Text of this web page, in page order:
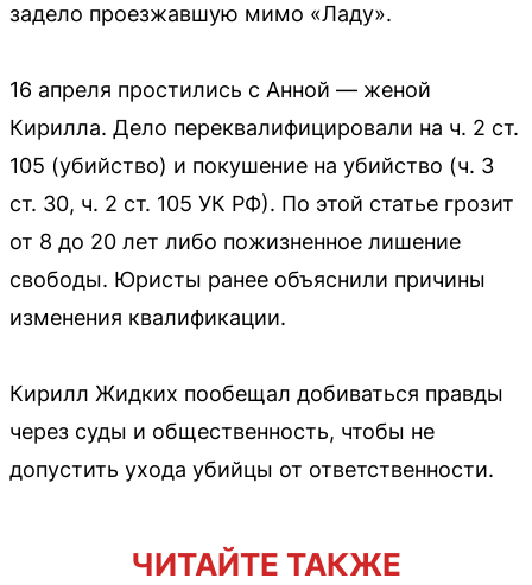
задело проезжавшую мимо «Ладу».
16 апреля простились с Анной — женой
Кирилла. Дело переквалифицировали на ч. 2 ст.
105 (убийство) и покушение на убийство (ч. 3
ст. 30, ч. 2 ст. 105 УК РФ). По этой статье грозит
от 8 до 20 лет либо пожизненное лишение
свободы. Юристы ранее объяснили причины
изменения квалификации.
Кирилл Жидких пообещал добиваться правды
через суды и общественность, чтобы не
допустить ухода убийцы от ответственности.
ЧИТАЙТЕ ТАКЖЕ